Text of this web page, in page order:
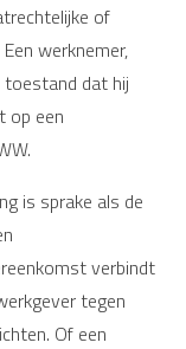
of
werknemer,
toestand dat hij
op een
is sprake als de
verbindt
tegen
Of een